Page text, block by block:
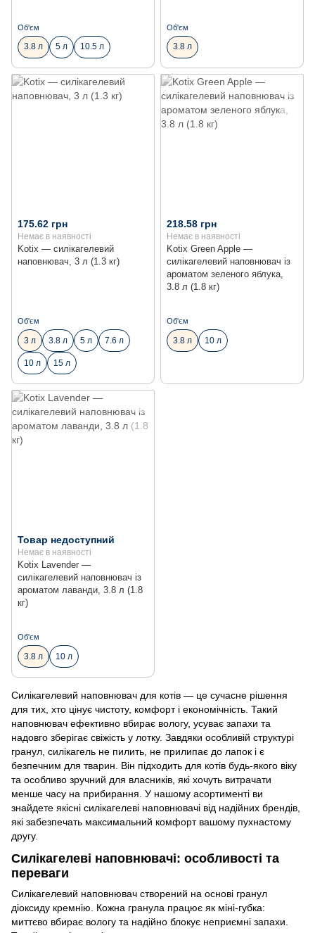
Силікагелевий наповнювач для котів — це сучасне рішення
для тих, хто цінує чистоту, комфорт і економічність. Такий
наповнювач ефективно вбирає вологу, усуває запахи та
надовго зберігає свіжість у лотку. Завдяки особливій структурі
гранул, силікагель не пилить, не прилипає до лапок і є
безпечним для тварин. Він підходить для котів будь-якого віку
та особливо зручний для власників, які хочуть витрачати
менше часу на прибирання. У нашому асортименті ви
знайдете якісні силікагелеві наповнювачі від надійних брендів,
які забезпечать максимальний комфорт вашому пухнастому
другу.
Силікагелеві наповнювачі: особливості та
переваги
Силікагелевий наповнювач створений на основі гранул
діоксиду кремнію. Кожна гранула працює як міні-губка:
миттєво вбирає вологу та надійно блокує неприємні запахи.
Об'єм
3.8 л 5 л 10.5 л
Об'єм
3.8 л
Kotix — силікагелевий
наповнювач, 3 л (1.3 кг)
175.62 грн
Немає в наявності
Об'єм
3 л 3.8 л 5 л 7.6 л
10 л 15 л
Kotix Green Apple —
силікагелевий наповнювач із
ароматом зеленого яблука,
3.8 л (1.8 кг)
218.58 грн
Немає в наявності
Об'єм
3.8 л 10 л
Kotix Lavender —
силікагелевий наповнювач із
ароматом лаванди, 3.8 л (1.8
кг)
Товар недоступний
Немає в наявності
Об'єм
3.8 л 10 л